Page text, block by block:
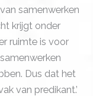
samenwerken
krijgt onder
ruimte is voor
Dus dat het
van predikant.’